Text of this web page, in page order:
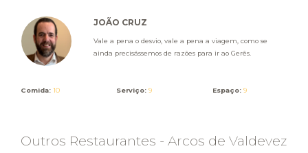
JOÃO CRUZ
Vale a pena o desvio, vale a pena a viagem, como se
ainda precisássemos de razões para ir ao Gerês.
Comida: 10 Serviço: 9 Espaço: 9
Outros Restaurantes - Arcos de Valdevez